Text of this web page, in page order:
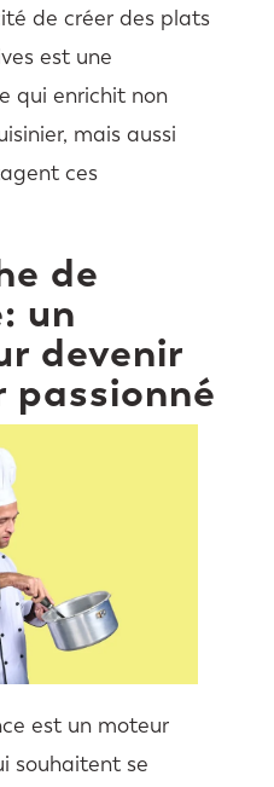
de créer des plats
est une
qui enrichit non
mais aussi
ces
de
un
devenir
passionné
est un moteur
souhaitent se